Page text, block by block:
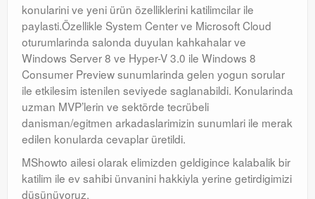
konularini ve yeni ürün özelliklerini katilimcilar ile
paylasti.Özellikle System Center ve Microsoft Cloud
oturumlarinda salonda duyulan kahkahalar ve
Windows Server 8 ve Hyper-V 3.0 ile Windows 8
Consumer Preview sunumlarinda gelen yogun sorular
ile etkilesim istenilen seviyede saglanabildi. Konularinda
uzman MVP’lerin ve sektörde tecrübeli
danisman/egitmen arkadaslarimizin sunumlari ile merak
edilen konularda cevaplar üretildi.
MShowto ailesi olarak elimizden geldigince kalabalik bir
katilim ile ev sahibi ünvanini hakkiyla yerine getirdigimizi
düsünüyoruz.